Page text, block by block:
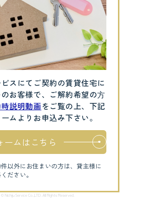
スにてご契約の賃貸住宅に
お客様で、ご解約希望の⽅
説明動画をご覧の上、下記
ムよりお申込み下さい。
ームはこちら
以外にお住まいの方は、貸主様に
ださい。
© Nichiju Service Co.,LTD. All Rights Reserved.